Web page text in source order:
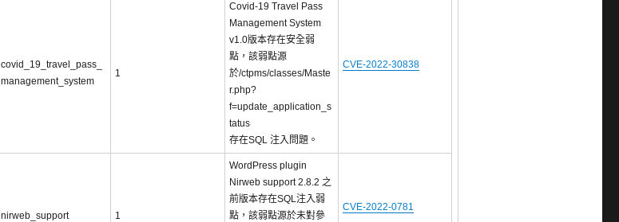
covid_19_travel_pass_
management_system
1
Covid-19 Travel Pass
Management System
v1.0版本存在安全弱
點，該弱點源
於/ctpms/classes/Maste
r.php?
f=update_application_s
tatus
存在SQL 注入問題。
CVE-2022-30838
nirweb_support 1
WordPress plugin
Nirweb support 2.8.2 之
前版本存在SQL注入弱
點，該弱點源於未對參
CVE-2022-0781